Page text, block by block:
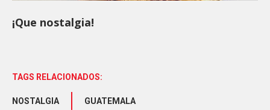
¡Que nostalgia!
TAGS RELACIONADOS:
NOSTALGIA GUATEMALA